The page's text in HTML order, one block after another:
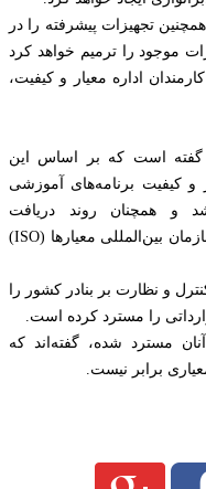
تجهیزات پیشرفته را در
موجود را ترمیم خواهد کرد
اداره معیار و کیفیت،
گفته است که بر اساس این
و کیفیت برنامه‌های آموزشی
و همچنان روند دریافت
تصدیق‌نامه‌های معتبر بین‌المللی کیفیت از سازمان بین‌المللی معیارها (ISO)
و نظارت بر بنادر کشور را
را مسترد کرده است.
مسترد شده، گفته‌اند که
برابر نیست.